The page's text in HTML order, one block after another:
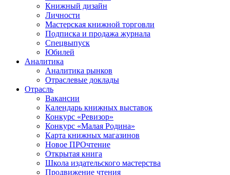
Книжный дизайн
Личности
Мастерская книжной торговли
Подписка и продажа журнала
Спецвыпуск
Юбилей
Аналитика
Аналитика рынков
Отраслевые доклады
Отрасль
Вакансии
Календарь книжных выставок
Конкурс «Ревизор»
Конкурс «Малая Родина»
Карта книжных магазинов
Новое ПРОчтение
Открытая книга
Школа издательского мастерства
Продвижение чтения